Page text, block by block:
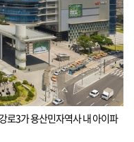
로3가 용산민자역사 내 아이파